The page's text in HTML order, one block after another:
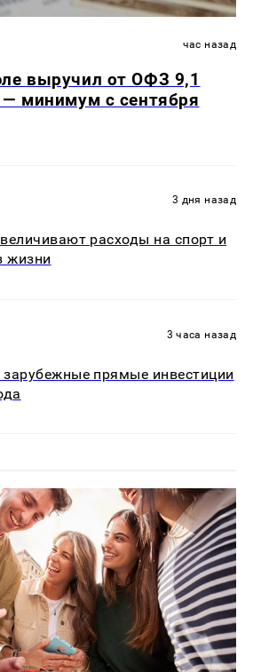
час назад
выручил от ОФЗ 9,1
минимум с сентября
3 дня назад
расходы на спорт и
жизни
3 часа назад
зарубежные прямые инвестиции